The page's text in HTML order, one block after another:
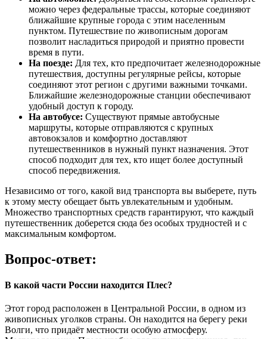
можно через федеральные трассы, которые соединяют
ближайшие крупные города с этим населенным
пунктом. Путешествие по живописным дорогам
позволит насладиться природой и приятно провести
время в пути.
На поезде: Для тех, кто предпочитает железнодорожные
путешествия, доступны регулярные рейсы, которые
соединяют этот регион с другими важными точками.
Ближайшие железнодорожные станции обеспечивают
удобный доступ к городу.
На автобусе: Существуют прямые автобусные
маршруты, которые отправляются с крупных
автовокзалов и комфортно доставляют
путешественников в нужный пункт назначения. Этот
способ подходит для тех, кто ищет более доступный
способ передвижения.
Независимо от того, какой вид транспорта вы выберете, путь
к этому месту обещает быть увлекательным и удобным.
Множество транспортных средств гарантируют, что каждый
путешественник доберется сюда без особых трудностей и с
максимальным комфортом.
Вопрос-ответ:
В какой части России находится Плес?
Этот город расположен в Центральной России, в одном из
живописных уголков страны. Он находится на берегу реки
Волги, что придаёт местности особую атмосферу.